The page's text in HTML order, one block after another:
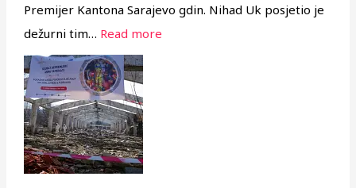
Premijer Kantona Sarajevo gdin. Nihad Uk posjetio je
dežurni tim… Read more